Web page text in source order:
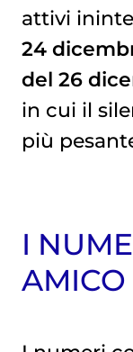
attivi
24
del 26
in cui il
più
I
AMICO